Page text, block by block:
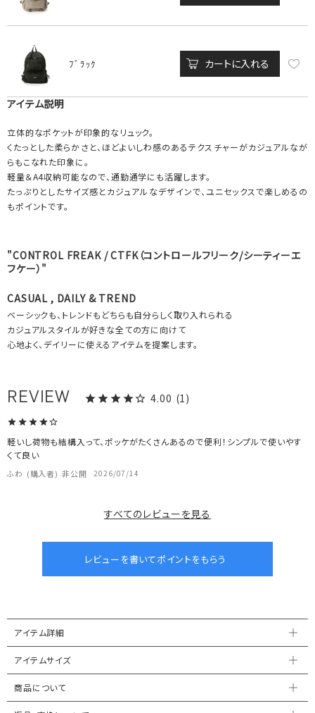
ﾌﾞﾗｯｸ カートに入れる
アイテム説明
立体的なポケットが印象的なリュック。
くたっとした柔らかさと、ほどよいしわ感のあるテクスチャーがカジュアルなが
らもこなれた印象に。
軽量＆A4収納可能なので、通勤通学にも活躍します。
たっぷりとしたサイズ感とカジュアルなデザインで、ユニセックスで楽しめるの
もポイントです。
"CONTROL FREAK / CTFK（コントロールフリーク/シーティーエ
フケー）"
CASUAL , DAILY & TREND
ベーシックも、トレンドもどちらも自分らしく取り入れられる
カジュアルスタイルが好きな全ての方に向けて
心地よく、デイリーに使えるアイテムを提案します。
4.00 1
ふわ 購入者 非公開 2026/07/14
軽いし荷物も結構入って、ポッケがたくさんあるので便利！シンプルで使いやす
くて良い
すべてのレビューを見る
アイテム詳細
アイテムサイズ
商品について